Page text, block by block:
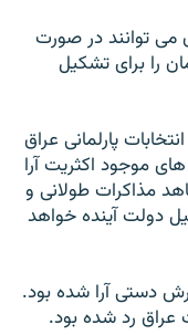
می توانند در صورت
در پارلمان را برای تشکیل
پارلمانی عراق
موجود اکثريت آرا
مذاکرات طولانی و
دولت آينده خواهد
دستی آرا شده بود.
رد شده بود.